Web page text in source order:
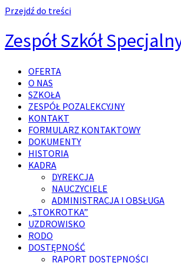
Przejdź do treści
Zespół Szkół
OFERTA
O NAS
SZKOŁA
ZESPÓŁ POZALEKCYJNY
KONTAKT
FORMULARZ KONTAKTOWY
DOKUMENTY
HISTORIA
KADRA
DYREKCJA
NAUCZYCIELE
ADMINISTRACJA I OBSŁUGA
„STOKROTKA”
UZDROWISKO
RODO
DOSTĘPNOŚĆ
RAPORT DOSTĘPNOŚCI